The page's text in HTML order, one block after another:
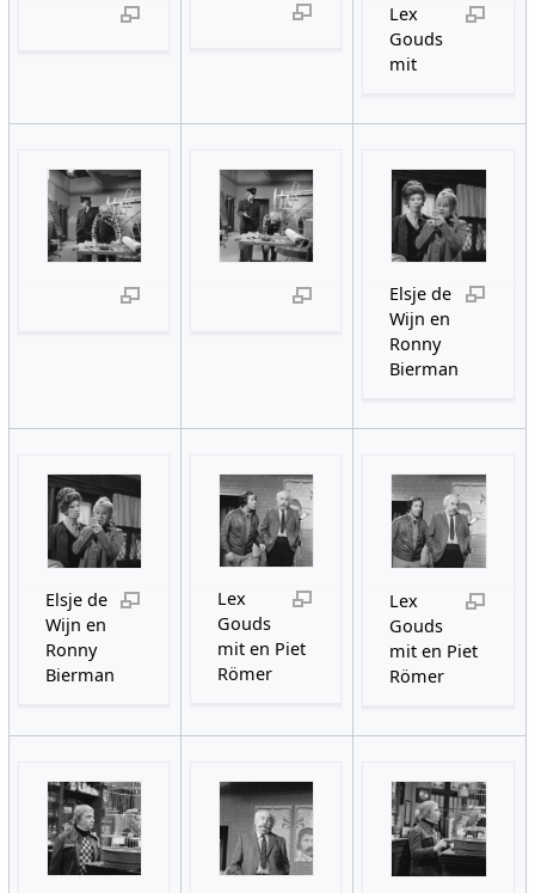
Lex
Gouds
mit
Elsje de
Wijn en
Ronny
Bierman
Elsje de
Wijn en
Ronny
Bierman
Lex
Gouds
mit en Piet
Römer
Lex
Gouds
mit en Piet
Römer